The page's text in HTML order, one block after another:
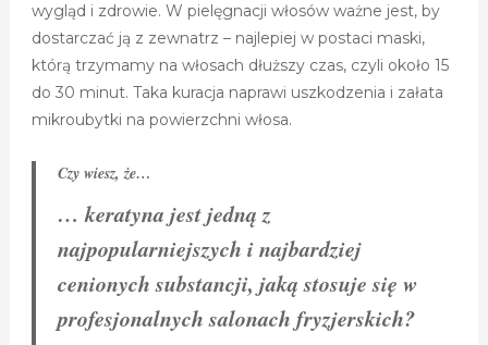
wygląd i zdrowie. W pielęgnacji włosów ważne jest, by
dostarczać ją z zewnatrz – najlepiej w postaci maski,
którą trzymamy na włosach dłuższy czas, czyli około 15
do 30 minut. Taka kuracja naprawi uszkodzenia i załata
mikroubytki na powierzchni włosa.
Czy wiesz, że…
… keratyna jest jedną z
najpopularniejszych i najbardziej
cenionych substancji, jaką stosuje się w
profesjonalnych salonach fryzjerskich?